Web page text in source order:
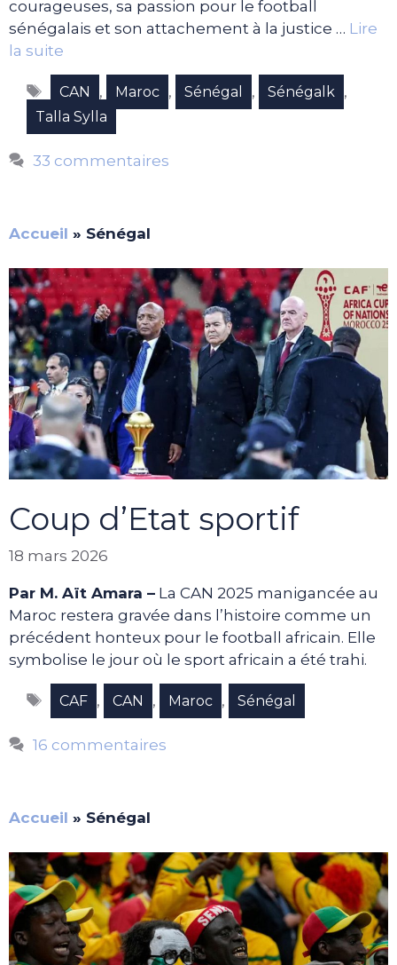
courageuses, sa passion pour le football
sénégalais et son attachement à la justice … Lire
la suite
Étiquettes
CAN , Maroc , Sénégal , Sénégalk ,
Talla Sylla
33 commentaires
Accueil » Sénégal
Coup d’Etat sportif
18 mars 2026
Par M. Aït Amara – La CAN 2025 manigancée au
Maroc restera gravée dans l’histoire comme un
précédent honteux pour le football africain. Elle
symbolise le jour où le sport africain a été trahi.
Étiquettes
CAF , CAN , Maroc , Sénégal
16 commentaires
Accueil » Sénégal